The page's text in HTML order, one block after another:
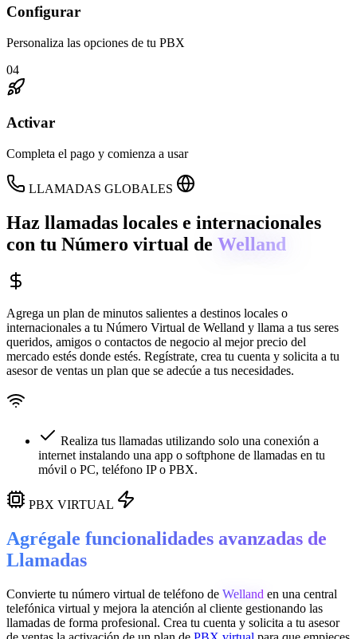
Configurar
Personaliza las opciones de tu PBX
04
Activar
Completa el pago y comienza a usar
LLAMADAS GLOBALES
Haz llamadas locales e internacionales
con tu Número virtual de Welland
Agrega un plan de minutos salientes a destinos locales o
internacionales a tu Número Virtual de Welland y llama a tus seres
queridos, amigos o contactos de negocio al mejor precio del
mercado estés donde estés. Regístrate, crea tu cuenta y solicita a tu
asesor de ventas un plan que se adecúe a tus necesidades.
Realiza tus llamadas utilizando solo una conexión a
internet instalando una app o softphone de llamadas en tu
móvil o PC, teléfono IP o PBX.
PBX VIRTUAL
Agrégale funcionalidades avanzadas de
Llamadas
Convierte tu número virtual de teléfono de Welland en una central
telefónica virtual y mejora la atención al cliente gestionando las
llamadas de forma profesional. Crea tu cuenta y solicita a tu asesor